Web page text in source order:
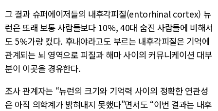
그 결과 슈퍼에이저들의 내후각피질(entorhinal cortex) 뉴
런은 또래 보통 사람들보다 10%, 40대 숨진 사람들에 비해서
도 5%가량 컸다. 후내야라고도 부르는 내후각피질은 기억에
관계되는 뇌 영역으로 피질과 해마 사이의 커뮤니케이션 대부
분이 이곳을 경유한다.
조사 관계자는 “뉴런의 크기와 기억력 사이의 정확한 연관성
은 아직 의학계가 밝혀내지 못했다”면서도 “이번 결과는 내후